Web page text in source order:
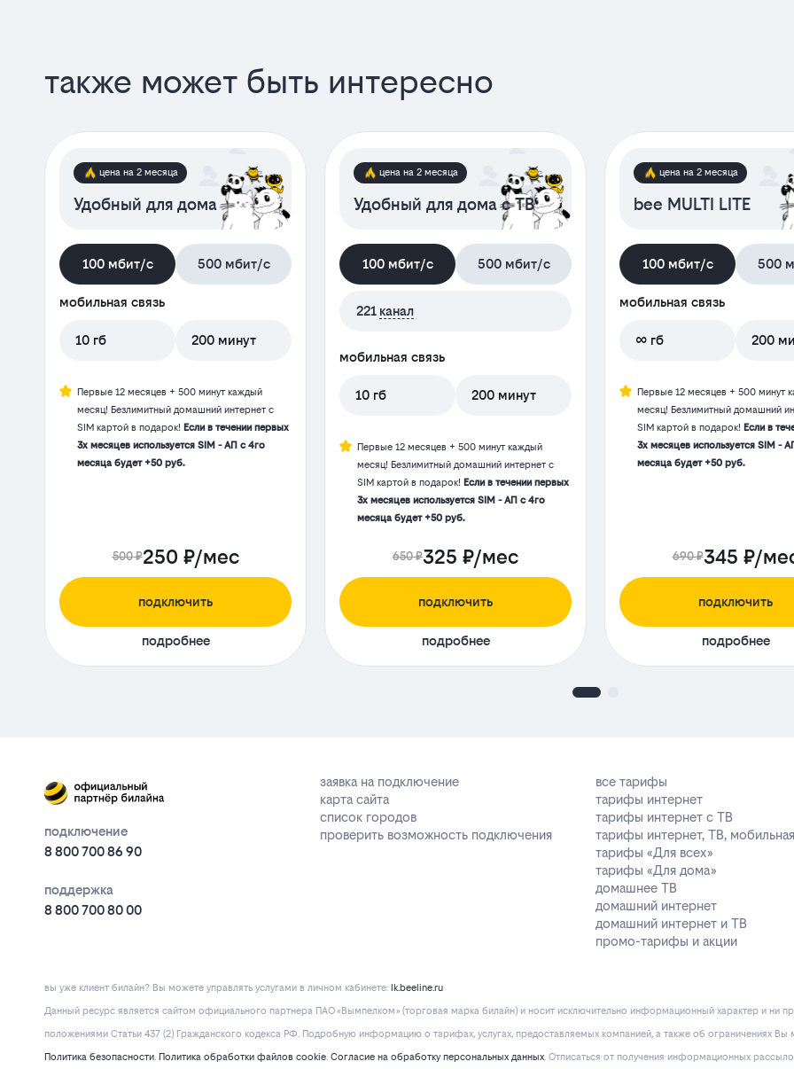
также может быть интересно
цена на 2 месяца
Удобный для дома
100 мбит/с 500 мбит/с
мобильная связь
10 гб 200 минут
Первые 12 месяцев + 500 минут каждый
месяц! Безлимитный домашний интернет с
SIM картой в подарок! Если в течении первых
3х месяцев используется SIM - АП с 4го
месяца будет +50 руб.
500 ₽250 ₽/мес
подключить
подробнее
цена на 2 месяца
Удобный для дома с ТВ
100 мбит/с 500 мбит/с
221 канал
мобильная связь
10 гб 200 минут
Первые 12 месяцев + 500 минут каждый
месяц! Безлимитный домашний интернет с
SIM картой в подарок! Если в течении первых
3х месяцев используется SIM - АП с 4го
месяца будет +50 руб.
650 ₽325 ₽/мес
подключить
подробнее
цена на 2 месяца
bee MULTI LITE
100 мбит/с 500
мобильная связь
∞ гб 200
Первые 12 месяцев + 500 минут
месяц! Безлимитный домашний
SIM картой в подарок! Если в
3х месяцев используется SIM -
месяца будет +50 руб.
690 ₽345 ₽/
подключить
подробнее
подключение
8 800 700 86 90
поддержка
8 800 700 80 00
заявка на подключение
карта сайта
список городов
проверить возможность подключения
все тарифы
тарифы интернет
тарифы интернет с ТВ
тарифы интернет, ТВ,
тарифы «Для всех»
тарифы «Для дома»
домашнее ТВ
домашний интернет
домашний интернет и ТВ
промо-тарифы и акции
вы уже клиент билайн? Вы можете управлять услугами в личнoм кaбинeтe:
lk.beeline.ru
Данный ресурс является сайтом официального партнера ПАО «Вымпелком» (торговая марка билайн) и носит исключительно информационный характер и ни
положениями Статьи 437 (2) Гражданского кодекса РФ. Подробную информацию о тарифах, услугах, предоставляемых компанией, а также об ограничениях Вы
Политика безопасности. Политика обработки файлов cookie. Согласие на обработку персональных данных. Отписаться от получения информационных